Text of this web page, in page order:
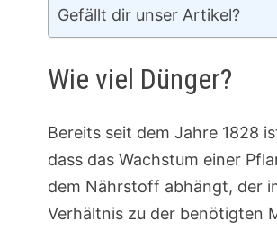
:
Gefällt dir unser Artikel?
Wie viel Dünger?
Bereits seit dem Jahre 1828
dass das Wachstum einer
dem Nährstoff abhängt, der
Verhältnis zu der benötigten